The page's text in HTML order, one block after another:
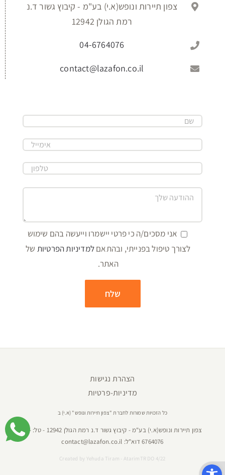
צפון תיירות ונופש(א.י) בע"מ - קיבוץ גשור ד.נ
רמת הגולן 12942
04-6764076
contact@lazafon.co.il
אני מסכים/ה כי פרטי יישמרו וייעשה בהם שימוש
לצורך טיפול בפנייתי, ובהתאםלמדיניות הפרטיות של
האתר.
הצהרת נגישות
מדיניות-פרטיות
כל הזכויות שמורות לחברת "צפון תיירות ונופש" (א.י) ב
צפון תיירות ונופש(א.י) בע"מ - קיבוץ גשור ד.נ רמת הגולן 12942 - טל:
04-
6764076דוא"ל: contact@lazafon.co.il
Created by Yehuda Tiram - AtarimTR DO 4/22
פתח סרגל נגישות